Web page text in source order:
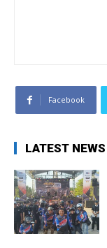
Facebook
LATEST NEWS